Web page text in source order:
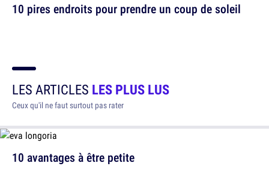
10 pires endroits pour prendre un coup de soleil
LES ARTICLES LES PLUS LUS
Ceux qu'il ne faut surtout pas rater
10 avantages à être petite